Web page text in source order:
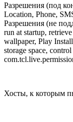
Разрешения (под
Location, Phone,
Разрешения (не
run at startup,
wallpaper, Play
storage space,
Хосты, к которым